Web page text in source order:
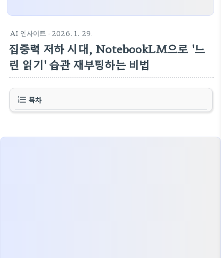
AI 인사이트 · 2026. 1. 29.
집중력 저하 시대, NotebookLM으로 '느
린 읽기' 습관 재부팅하는 비법
목차